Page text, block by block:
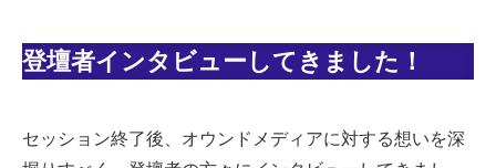
登壇者インタビューしてきました！
セッション終了後、オウンドメディアに対する想いを深